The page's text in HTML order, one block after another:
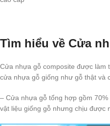
Tìm hiểu về Cửa
Cửa nhựa gỗ composite được làm
cửa nhựa gỗ giống như gỗ thật và
– Cửa nhựa gỗ tổng hợp gồm
vật liệu giống gỗ nhưng chịu được